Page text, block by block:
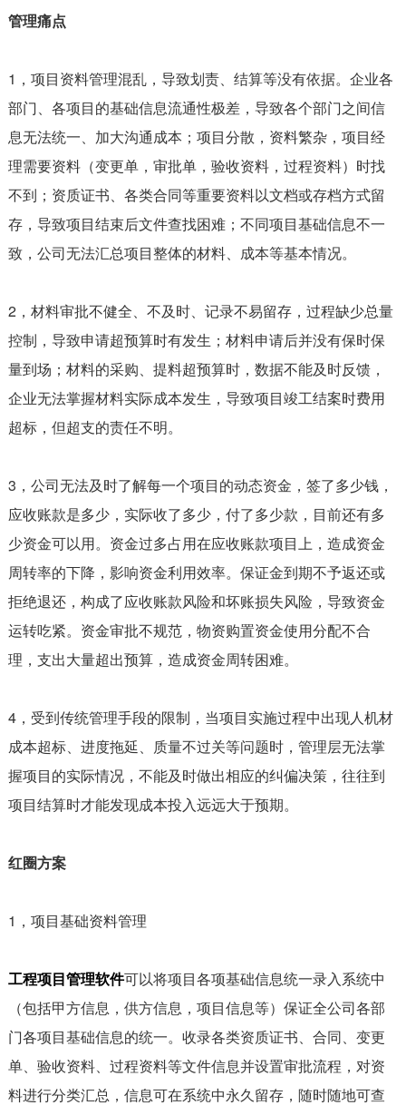
管理痛点
1，项目资料管理混乱，导致划责、结算等没有依据。企业各
部门、各项目的基础信息流通性极差，导致各个部门之间信
息无法统一、加大沟通成本；项目分散，资料繁杂，项目经
理需要资料（变更单，审批单，验收资料，过程资料）时找
不到；资质证书、各类合同等重要资料以文档或存档方式留
存，导致项目结束后文件查找困难；不同项目基础信息不一
致，公司无法汇总项目整体的材料、成本等基本情况。
2，材料审批不健全、不及时、记录不易留存，过程缺少总量
控制，导致申请超预算时有发生；材料申请后并没有保时保
量到场；材料的采购、提料超预算时，数据不能及时反馈，
企业无法掌握材料实际成本发生，导致项目竣工结案时费用
超标，但超支的责任不明。
3，公司无法及时了解每一个项目的动态资金，签了多少钱，
应收账款是多少，实际收了多少，付了多少款，目前还有多
少资金可以用。资金过多占用在应收账款项目上，造成资金
周转率的下降，影响资金利用效率。保证金到期不予返还或
拒绝退还，构成了应收账款风险和坏账损失风险，导致资金
运转吃紧。资金审批不规范，物资购置资金使用分配不合
理，支出大量超出预算，造成资金周转困难。
4，受到传统管理手段的限制，当项目实施过程中出现人机材
成本超标、进度拖延、质量不过关等问题时，管理层无法掌
握项目的实际情况，不能及时做出相应的纠偏决策，往往到
项目结算时才能发现成本投入远远大于预期。
红圈方案
1，项目基础资料管理
工程项目管理软件可以将项目各项基础信息统一录入系统中
（包括甲方信息，供方信息，项目信息等）保证全公司各部
门各项目基础信息的统一。收录各类资质证书、合同、变更
单、验收资料、过程资料等文件信息并设置审批流程，对资
料进行分类汇总，信息可在系统中永久留存，随时随地可查